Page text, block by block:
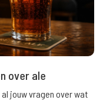
over ale
jouw vragen over wat